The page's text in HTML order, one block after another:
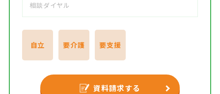
相談ダイヤル
自立 要介護 要支援
資料請求する